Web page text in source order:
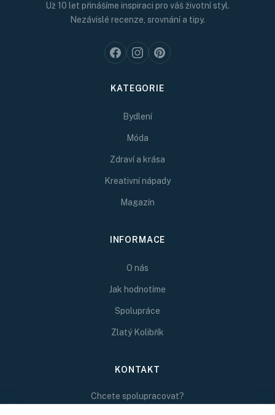
Už 10 let přinášíme inspiraci pro váš životní styl.
Nezávislé recenze, srovnání a tipy.
KATEGORIE
Bydlení
Móda
Zdraví a krása
Kreativní nápady
Magazín
INFORMACE
O nás
Jak hodnotíme
Spolupráce
Zlatý Kolibřík
KONTAKT
Chcete spolupracovat?